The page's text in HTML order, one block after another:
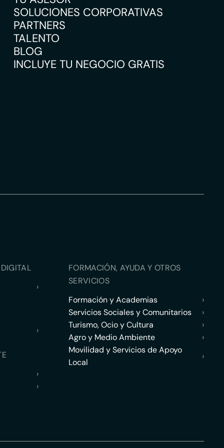
SOLUCIONES CORPORATIVAS
PARTNERS
TALENTO
BLOG
INCLUYE TU NEGOCIO GRATIS
›
›
›
›
FORMACIÓN, AYUDA Y OTROS
SERVICIOS
Formación y Academias
›
Servicios Sociales y Comunitarios
›
Turismo, Ocio y Cultura
›
Agro y Medio Ambiente
›
Movilidad y Servicios de Apoyo
Local
›